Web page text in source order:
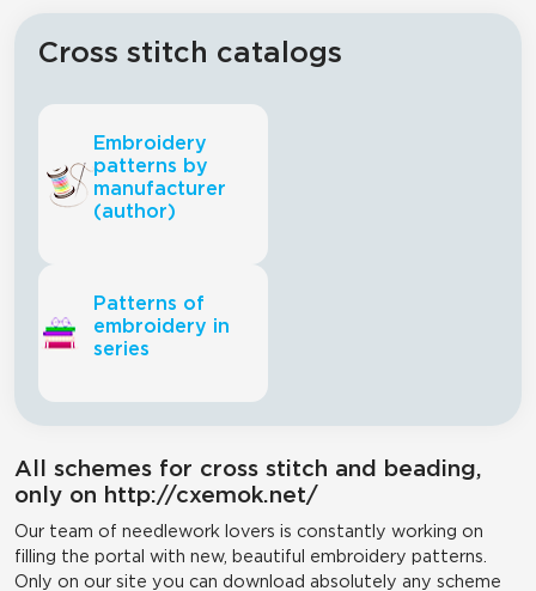
Cross stitch catalogs
Embroidery
patterns by
manufacturer
(author)
Patterns of
embroidery in
series
All schemes for cross stitch and beading,
only on http://cxemok.net/
Our team of needlework lovers is constantly working on
filling the portal with new, beautiful embroidery patterns.
Only on our site you can download absolutely any scheme